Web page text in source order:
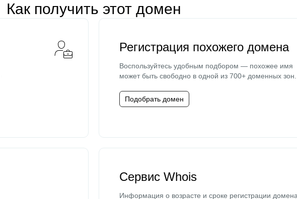
Как получить этот домен
Регистрация похожего домена
Воспользуйтесь удобным подбором — похожее имя
может быть свободно в одной из 700+ доменных зон.
Подобрать домен
Сервис Whois
Информация о возрасте и сроке регистрации домена,